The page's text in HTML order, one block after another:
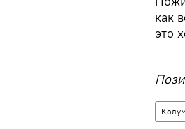
как
это